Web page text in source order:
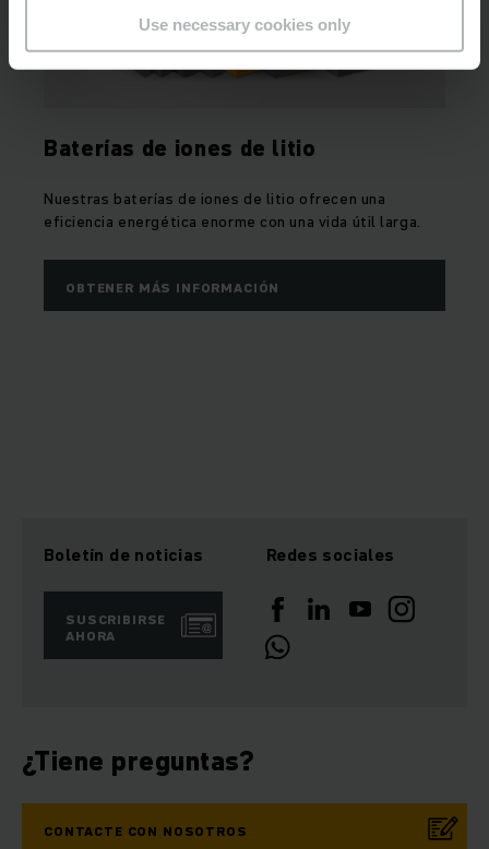
Use necessary cookies only
Baterías de iones de litio
Nuestras baterías de iones de litio ofrecen una
eficiencia energética enorme con una vida útil larga.
OBTENER MÁS INFORMACIÓN
Boletín de noticias
SUSCRIBIRSE
AHORA
Redes sociales
¿Tiene preguntas?
CONTACTE CON NOSOTROS